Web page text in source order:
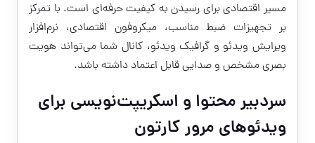
مسیر اقتصادی برای رسیدن به کیفیت حرفه‌ای است. با تمرکز
بر تجهیزات ضبط مناسب، میکروفون اقتصادی، نرم‌افزار
ویرایش ویدئو و گرافیک ویدئو، کانال شما می‌تواند هویت
بصری مشخص و صدایی قابل اعتماد داشته باشد.
سردبیر محتوا و اسکریپت‌نویسی برای
ویدئوهای مرور کارتون